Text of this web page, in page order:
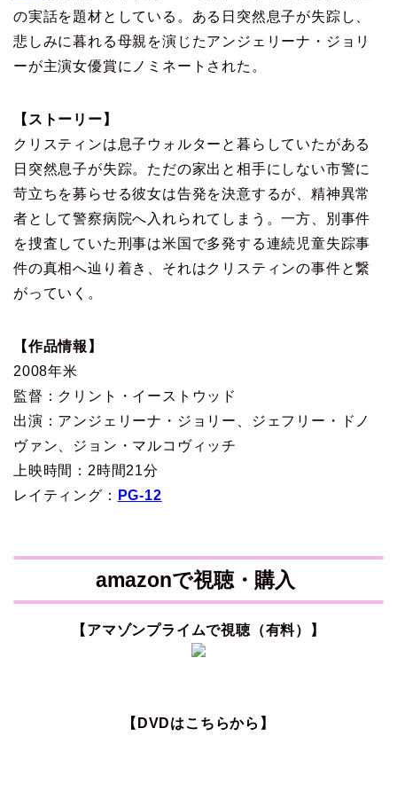
の実話を題材としている。ある日突然息子が失踪し、
悲しみに暮れる母親を演じたアンジェリーナ・ジョリ
ーが主演女優賞にノミネートされた。
【ストーリー】
クリスティンは息子ウォルターと暮らしていたがある
日突然息子が失踪。ただの家出と相手にしない市警に
苛立ちを募らせる彼女は告発を決意するが、精神異常
者として警察病院へ入れられてしまう。一方、別事件
を捜査していた刑事は米国で多発する連続児童失踪事
件の真相へ辿り着き、それはクリスティンの事件と繋
がっていく。
【作品情報】
2008年米
監督：クリント・イーストウッド
出演：アンジェリーナ・ジョリー、ジェフリー・ドノ
ヴァン、ジョン・マルコヴィッチ
上映時間：2時間21分
レイティング：
PG-12
amazonで視聴・購入
【アマゾンプライムで視聴（有料）】
【DVDはこちらから】